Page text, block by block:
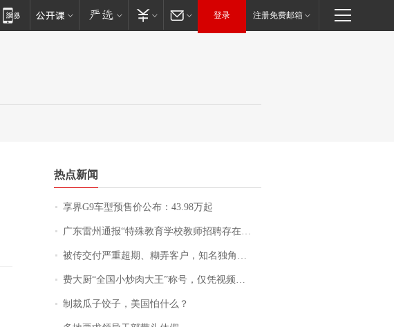
登录 注册免费邮箱
热点新闻
享界G9车型预售价公布：43.98万起
广东雷州通报“特殊教育学校教师招聘存在违规行为”：已启动问责程序 副校长被停职
被传交付严重超期、糊弄客户，知名独角兽车企创始人回应：都没证据，将依法采取措施，“本人长期与美国交管局保持沟通，对方表示肯定”
费大厨“全国小炒肉大王”称号，仅凭视频评出？中国烹饪协会回应
制裁瓜子饺子，美国怕什么？